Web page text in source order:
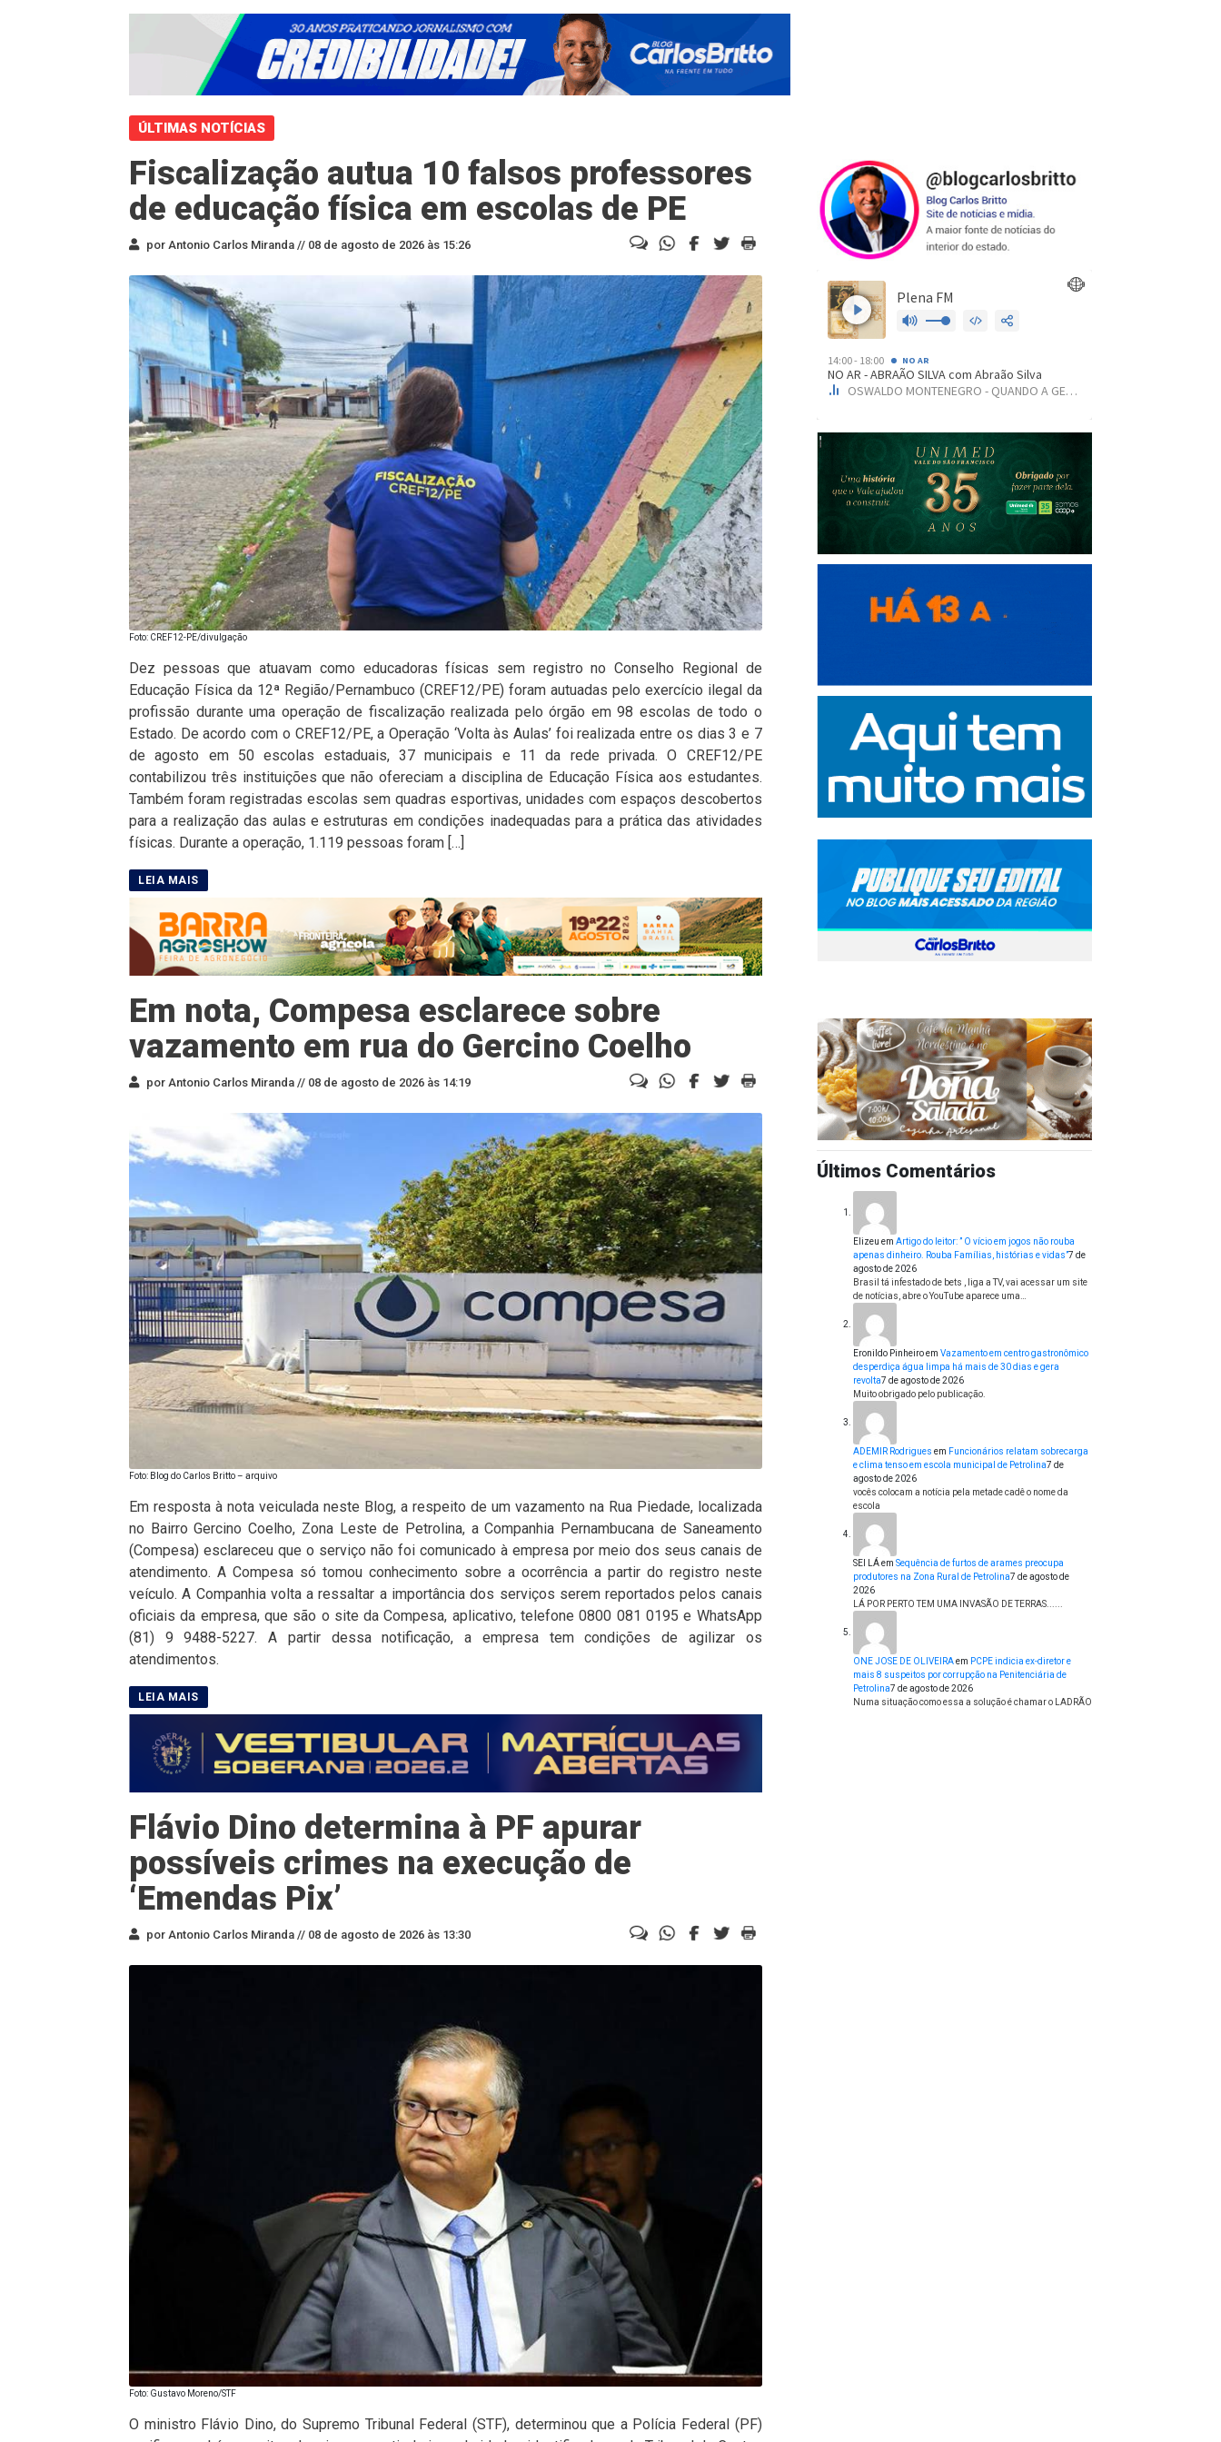
ÚLTIMAS NOTÍCIAS
Fiscalização autua 10 falsos professores
de educação física em escolas de PE
por Antonio Carlos Miranda // 08 de agosto de 2026 às 15:26
Foto: CREF12-PE/divulgação
Dez pessoas que atuavam como educadoras físicas sem registro no Conselho Regional de
Educação Física da 12ª Região/Pernambuco (CREF12/PE) foram autuadas pelo exercício ilegal da
profissão durante uma operação de fiscalização realizada pelo órgão em 98 escolas de todo o
Estado. De acordo com o CREF12/PE, a Operação ‘Volta às Aulas’ foi realizada entre os dias 3 e 7
de agosto em 50 escolas estaduais, 37 municipais e 11 da rede privada. O CREF12/PE
contabilizou três instituições que não ofereciam a disciplina de Educação Física aos estudantes.
Também foram registradas escolas sem quadras esportivas, unidades com espaços descobertos
para a realização das aulas e estruturas em condições inadequadas para a prática das atividades
físicas. Durante a operação, 1.119 pessoas foram […]
Em nota, Compesa esclarece sobre
vazamento em rua do Gercino Coelho
por Antonio Carlos Miranda // 08 de agosto de 2026 às 14:19
Foto: Blog do Carlos Britto – arquivo
Em resposta à nota veiculada neste Blog, a respeito de um vazamento na Rua Piedade, localizada
no Bairro Gercino Coelho, Zona Leste de Petrolina, a Companhia Pernambucana de Saneamento
(Compesa) esclareceu que o serviço não foi comunicado à empresa por meio dos seus canais de
atendimento. A Compesa só tomou conhecimento sobre a ocorrência a partir do registro neste
veículo. A Companhia volta a ressaltar a importância dos serviços serem reportados pelos canais
oficiais da empresa, que são o site da Compesa, aplicativo, telefone 0800 081 0195 e WhatsApp
(81) 9 9488-5227. A partir dessa notificação, a empresa tem condições de agilizar os
atendimentos.
Flávio Dino determina à PF apurar
possíveis crimes na execução de
‘Emendas Pix’
por Antonio Carlos Miranda // 08 de agosto de 2026 às 13:30
Foto: Gustavo Moreno/STF
O ministro Flávio Dino, do Supremo Tribunal Federal (STF), determinou que a Polícia Federal (PF)
Últimos Comentários
Elizeu em Artigo do leitor: ” O vício em jogos não rouba
apenas dinheiro. Rouba Famílias, histórias e vidas”7 de
agosto de 2026
Brasil tá infestado de bets , liga a TV, vai acessar um site
de notícias, abre o YouTube aparece uma…
Eronildo Pinheiroem Vazamento em centro gastronômico
desperdiça água limpa há mais de 30 dias e gera
revolta7 de agosto de 2026
Muito obrigado pelo publicação.
ADEMIR Rodrigues em Funcionários relatam sobrecarga
e clima tenso em escola municipal de Petrolina7 de
agosto de 2026
vocês colocam a notícia pela metade cadê o nome da
escola
SEI LÁem Sequência de furtos de arames preocupa
produtores na Zona Rural de Petrolina7 de agosto de
2026
LÁ POR PERTO TEM UMA INVASÃO DE TERRAS......
ONE JOSE DE OLIVEIRAem PCPE indicia ex-diretor e
mais 8 suspeitos por corrupção na Penitenciária de
Petrolina7 de agosto de 2026
Numa situação como essa a solução é chamar o LADRÃO